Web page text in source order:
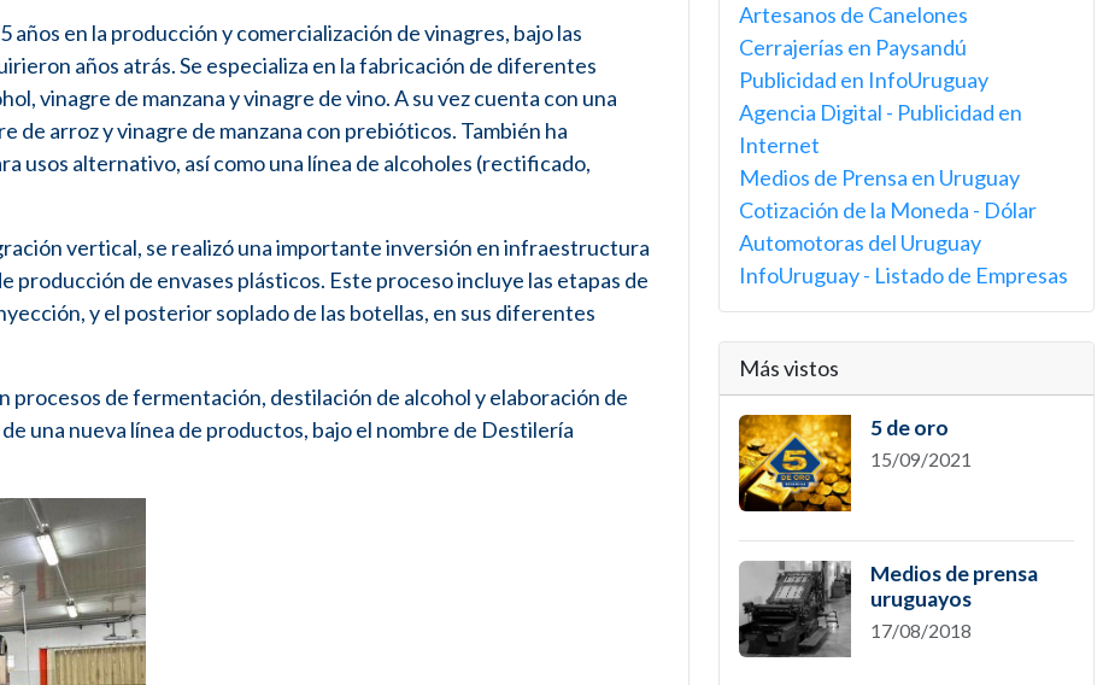
en la producción y comercialización de vinagres, bajo las
años atrás. Se especializa en la fabricación de diferentes
vinagre de manzana y vinagre de vino. A su vez cuenta con una
de arroz y vinagre de manzana con prebióticos. También ha
usos alternativo, así como una línea de alcoholes (rectificado,
vertical, se realizó una importante inversión en infraestructura
producción de envases plásticos. Este proceso incluye las etapas de
y el posterior soplado de las botellas, en sus diferentes
procesos de fermentación, destilación de alcohol y elaboración de
una nueva línea de productos, bajo el nombre de Destilería
Artesanos de Canelones
Cerrajerías en Paysandú
Publicidad en InfoUruguay
Agencia Digital - Publicidad en
Internet
Medios de Prensa en Uruguay
Cotización de la Moneda - Dólar
Automotoras del Uruguay
InfoUruguay - Listado de Empresas
Más vistos
5 de oro
15/09/2021
Medios de prensa
uruguayos
17/08/2018